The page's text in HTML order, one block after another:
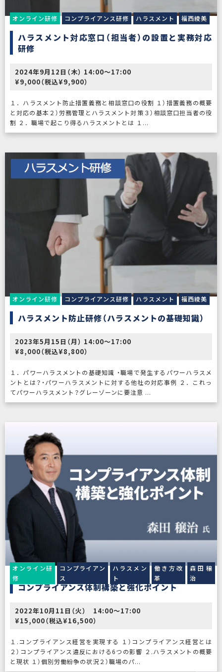
オンライン研修 コンプライアンス研修 ハラスメント 福西綾美
ハラスメント対応窓口（担当者）の設置と実務対応
研修
2024年9月12日（木） 14:00〜17:00
¥9,000（税込¥9,900）
１．ハラスメント防止措置義務と相談窓口の役割 １）措置義務の概要
と対応の基本２）労務管理とハラスメント対策３）相談窓口担当者の役
割 ２．職場で起こり得るハラスメントとは １...
オンライン研修 コンプライアンス研修 ハラスメント 福西綾美
ハラスメント防止研修（ハラスメントの基礎知識）
2023年5月15日（月） 14:00〜17:00
¥8,000（税込¥8,800）
１．パワーハラスメントの基礎知識 ・職場で発生するパワーハラスメ
ントとは？・パワーハラスメントに対する他社の対応事例 ２．これっ
てパワーハラスメント？グレーゾーンに要注意 ...
オンライン研
修
コンプライアン
ス
ハラスメン
ト
働き方改
革
森田穣
治
コンプライアンス体制構築と強化ポイント
2022年10月11日（火） 14:00～17:00
¥15,000（税込¥16,500）
１.コンプライアンス経営を実現する １）コンプライアンス経営とは
２）コンプライアンス違反における6つの影響 ２.ハラスメントの概要
と現状 １）個別労働紛争の状況２）職場のパ...